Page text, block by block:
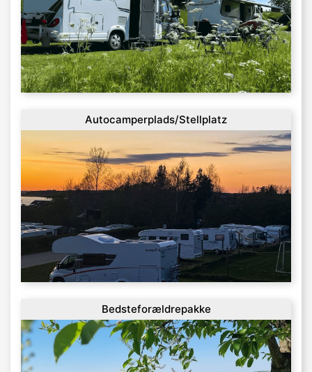
Autocamperplads/Stellplatz
Bedsteforældrepakke